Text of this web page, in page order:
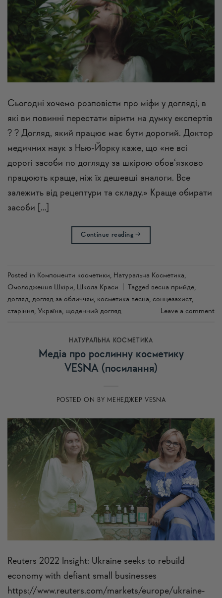
Сьогодні хочемо розповісти про міфи у догляді, в
які ви повинні перестати вірити на думку експертів
? ? Догляд, який працює має бути дорогий. Доктор
медичних наук з Нью-Йорку каже, що «не всі
дорогі засоби по догляду за шкірою обов‘язково
працюють краще, ніж їх дешевші аналоги. Все
залежить від рецептури та складу.» Краще обирати
засоби […]
Continue reading→
Posted in Компоненти косметики, Натуральна Косметика,
Омолодження Шкіри, Школа Краси Tagged весна прийде,
догляд, догляд за обличчям, косметика весна, сонцезахист,
старіння, Україна, щоденний догляд Leave a comment
НАТУРАЛЬНА КОСМЕТИКА
Медіа про рослинну косметику
VESNA (посилання)
POSTED ON BY МЕНЕДЖЕР VESNA
Reuters 2022 Insight: Ukraine seeks to rebuild
economy with defiant small businesses
https://www.reuters.com/markets/europe/ukraine-